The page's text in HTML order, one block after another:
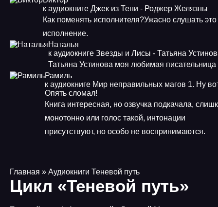
к аудиокниге Джек из Тени - Роджер Желязны
Как поменять исполнителя?Ужасно слушать это
исполнение.
Наталья
к аудиокниге Звезды и Лисы - Татьяна
Татьяна Устинова моя любимая писательница
Рамиль
к аудиокниге Мир неправильных магов 1. Ну
Опять сломал!
Книга интересная, но озвучка подкачала,
монотонно или голос такой, интонации
присутствуют, но особо не воспринимаются.
Главная » Аудиокниги Теневой путь
Цикл «Теневой путь»